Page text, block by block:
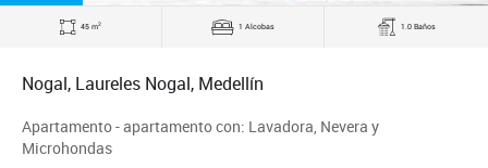
45 m2 1 Alcobas 1.0 Baños
Nogal, Laureles Nogal, Medellín
Apartamento - apartamento con: Lavadora, Nevera y
Microhondas